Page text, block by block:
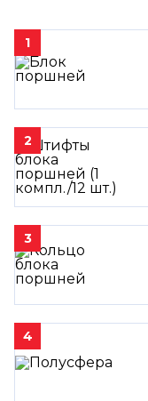
1
2
3
4